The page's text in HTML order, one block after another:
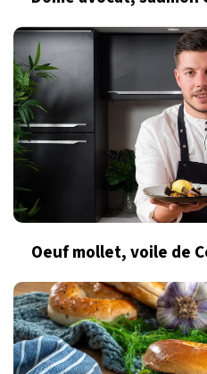
Oeuf mollet, voile de